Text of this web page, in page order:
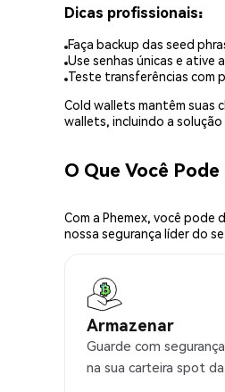
Dicas profissionais:
Faça backup das seed
Use senhas únicas e ative
Teste transferências com
Cold wallets mantêm suas
wallets, incluindo a
O Que Você
Com a Phemex, você
nossa segurança líder do
Armazenar
Guarde com
na sua carteira spot